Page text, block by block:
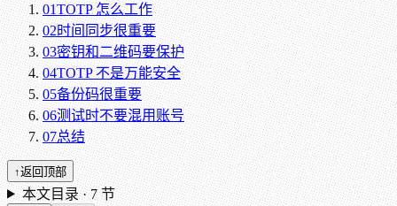
01TOTP 怎么工作
02时间同步很重要
03密钥和二维码要保护
04TOTP 不是万能安全
05备份码很重要
06测试时不要混用账号
07总结
↑返回顶部
本文目录 ·7节